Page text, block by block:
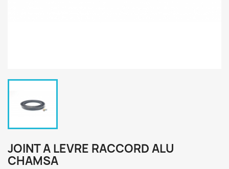
JOINT A LEVRE RACCORD ALU
CHAMSA